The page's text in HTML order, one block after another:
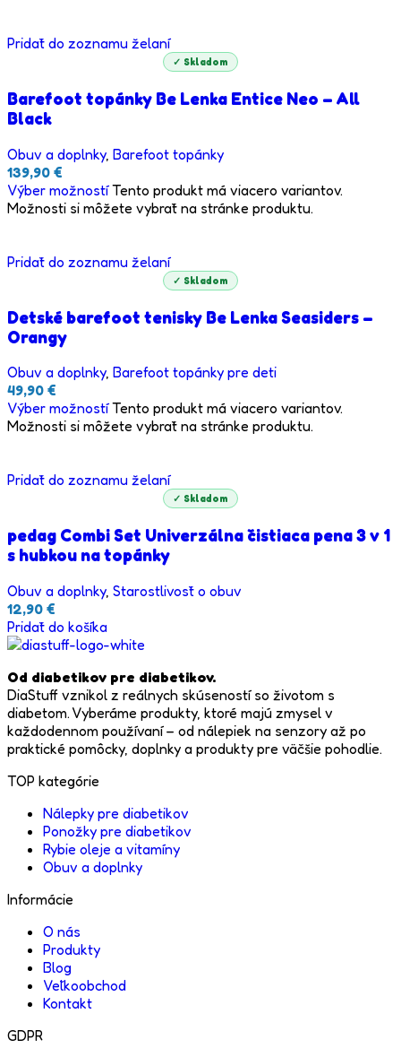
Pridať do zoznamu želaní
✓ Skladom
Barefoot topánky Be Lenka Entice Neo – All
Black
Obuv a doplnky, Barefoot topánky
139,90 €
Výber možností Tento produkt má viacero variantov.
Možnosti si môžete vybrať na stránke produktu.
Pridať do zoznamu želaní
✓ Skladom
Detské barefoot tenisky Be Lenka Seasiders –
Orangy
Obuv a doplnky, Barefoot topánky pre deti
49,90 €
Výber možností Tento produkt má viacero variantov.
Možnosti si môžete vybrať na stránke produktu.
Pridať do zoznamu želaní
✓ Skladom
pedag Combi Set Univerzálna čistiaca pena 3 v 1
s hubkou na topánky
Obuv a doplnky, Starostlivosť o obuv
12,90 €
Pridať do košíka
Od diabetikov pre diabetikov.
DiaStuff vznikol z reálnych skúseností so životom s
diabetom. Vyberáme produkty, ktoré majú zmysel v
každodennom používaní – od nálepiek na senzory až po
praktické pomôcky, doplnky a produkty pre väčšie pohodlie.
TOP kategórie
Nálepky pre diabetikov
Ponožky pre diabetikov
Rybie oleje a vitamíny
Obuv a doplnky
Informácie
O nás
Produkty
Blog
Veľkoobchod
Kontakt
GDPR